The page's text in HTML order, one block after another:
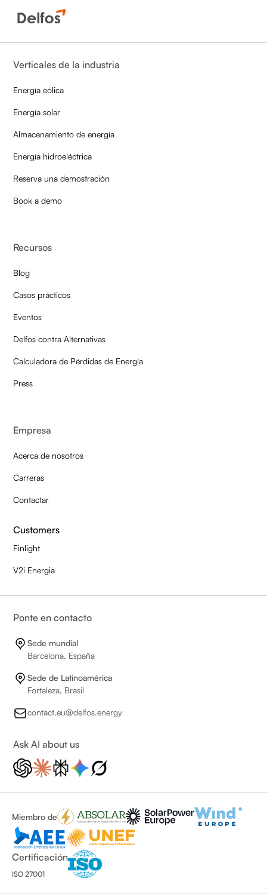
Verticales de la industria
Energía eólica
Energía solar
Almacenamiento de energía
Energía hidroeléctrica
Reserva una demostración
Book a demo
Recursos
Blog
Casos prácticos
Eventos
Delfos contra Alternativas
Calculadora de Pérdidas de Energía
Press
Empresa
Acerca de nosotros
Carreras
Contactar
Customers
Finlight
V2i Energia
Ponte en contacto
Sede mundial
Barcelona, España
Sede de Latinoamérica
Fortaleza, Brasil
contact.eu@delfos.energy
Ask AI about us
Miembro de
Certificación
ISO 27001